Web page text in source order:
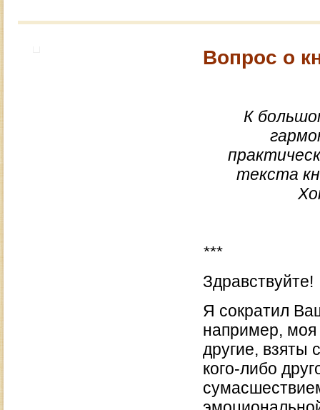
Вопрос о
К
текста
***
Здравствуйте!
Я сократил
например, моя
другие, взяты
кого-либо